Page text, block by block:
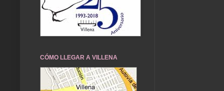
CÓMO LLEGAR A VILLENA